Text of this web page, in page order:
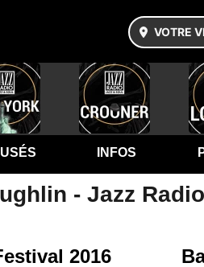
VOTRE
INFOS
- Jazz Radio
2016